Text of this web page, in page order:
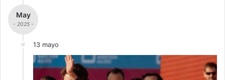
May
- 2025 -
13 mayo